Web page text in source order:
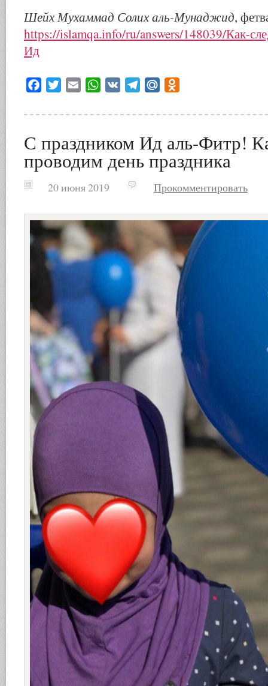
Шейх Мухаммад Солих аль-Мунаджид,
https://islamqa.info/ru/answers/148039/Как-
Ид
Facebook
Twitter Email WhatsApp
VK TelegramMail.Ru
С праздником Ид аль-Фитр!
проводим день праздника
20 июня 2019 Прокомментировать